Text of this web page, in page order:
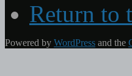
Return to
Powered by WordPress and the